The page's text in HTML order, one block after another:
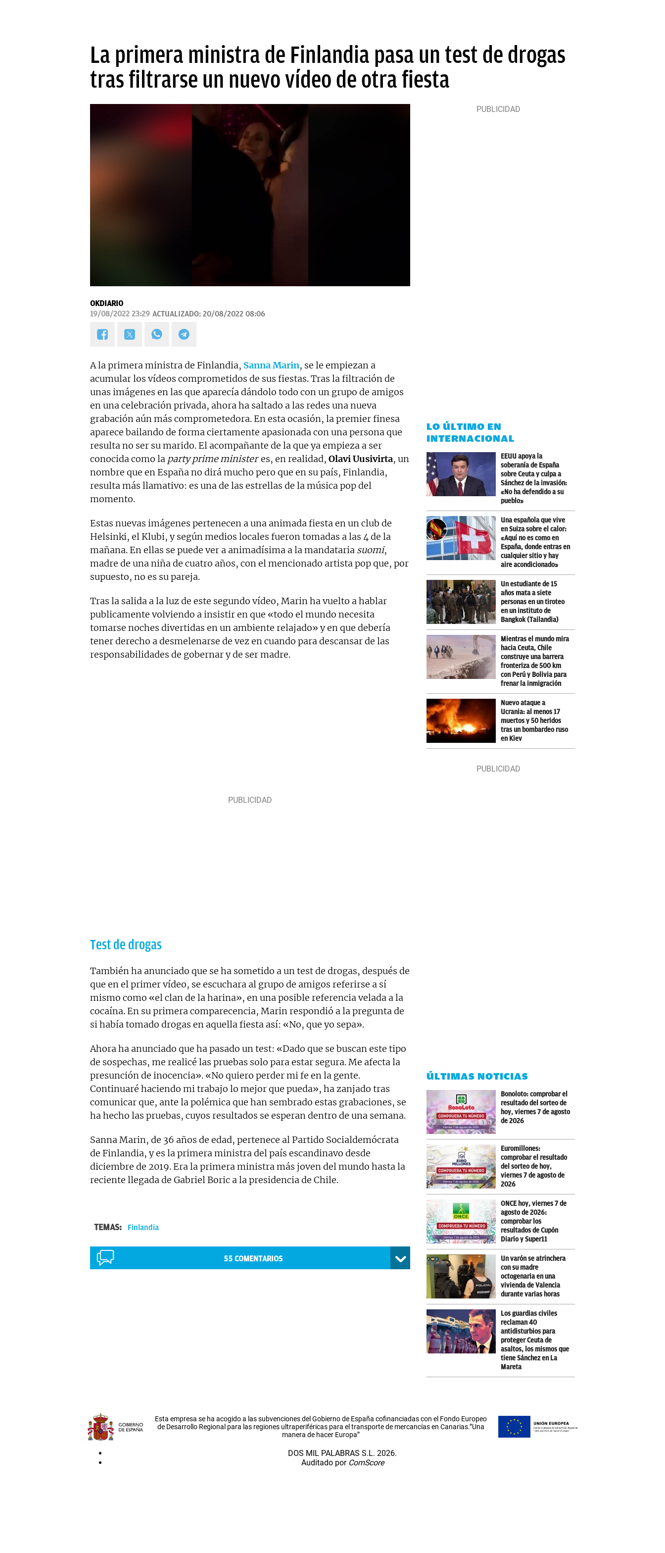
La primera ministra de Finlandia pasa un test de drogas
tras filtrarse un nuevo vídeo de otra fiesta
OKDIARIO
19/08/2022 23:29 ACTUALIZADO: 20/08/2022 08:06
A la primera ministra de Finlandia, Sanna Marin, se le empiezan a
acumular los vídeos comprometidos de sus fiestas. Tras la filtración de
unas imágenes en las que aparecía dándolo todo con un grupo de amigos
en una celebración privada, ahora ha saltado a las redes una nueva
grabación aún más comprometedora. En esta ocasión, la premier finesa
aparece bailando de forma ciertamente apasionada con una persona que
resulta no ser su marido. El acompañante de la que ya empieza a ser
conocida como la party prime ministeres, en realidad, Olavi Uusivirta, un
nombre que en España no dirá mucho pero que en su país, Finlandia,
resulta más llamativo: es una de las estrellas de la música pop del
momento.
Estas nuevas imágenes pertenecen a una animada fiesta en un club de
Helsinki, el Klubi, y según medios locales fueron tomadas a las 4 de la
mañana. En ellas se puede ver a animadísima a la mandataria suomi,
madre de una niña de cuatro años, con el mencionado artista pop que, por
supuesto, no es su pareja.
Tras la salida a la luz de este segundo vídeo, Marin ha vuelto a hablar
publicamente volviendo a insistir en que «todo el mundo necesita
tomarse noches divertidas en un ambiente relajado» y en que debería
tener derecho a desmelenarse de vez en cuando para descansar de las
responsabilidades de gobernar y de ser madre.
Test de drogas
También ha anunciado que se ha sometido a un test de drogas, después de
que en el primer vídeo, se escuchara al grupo de amigos referirse a sí
mismo como «el clan de la harina», en una posible referencia velada a la
cocaína. En su primera comparecencia, Marin respondió a la pregunta de
si había tomado drogas en aquella fiesta así: «No, que yo sepa».
Ahora ha anunciado que ha pasado un test: «Dado que se buscan este tipo
de sospechas, me realicé las pruebas solo para estar segura. Me afecta la
presunción de inocencia». «No quiero perder mi fe en la gente.
Continuaré haciendo mi trabajo lo mejor que pueda», ha zanjado tras
comunicar que, ante la polémica que han sembrado estas grabaciones, se
ha hecho las pruebas, cuyos resultados se esperan dentro de una semana.
Sanna Marin, de 36 años de edad, pertenece al Partido Socialdemócrata
de Finlandia, y es la primera ministra del país escandinavo desde
diciembre de 2019. Era la primera ministra más joven del mundo hasta la
reciente llegada de Gabriel Boric a la presidencia de Chile.
TEMAS: Finlandia
55COMENTARIOS
LO ÚLTIMO EN
INTERNACIONAL
EEUU apoya la
soberanía de España
sobre Ceuta y culpa a
Sánchez de la invasión:
«No ha defendido a su
pueblo»
Una española que vive
en Suiza sobre el calor:
«Aquí no es como en
España, donde entras en
cualquier sitio y hay
aire acondicionado»
Un estudiante de 15
años mata a siete
personas en un tiroteo
en un instituto de
Bangkok (Tailandia)
Mientras el mundo mira
hacia Ceuta, Chile
construye una barrera
fronteriza de 500 km
con Perú y Bolivia para
frenar la inmigración
Nuevo ataque a
Ucrania: al menos 17
muertos y 50 heridos
tras un bombardeo ruso
en Kiev
ÚLTIMAS NOTICIAS
Bonoloto: comprobar el
resultado del sorteo de
hoy, viernes 7 de agosto
de 2026
Euromillones:
comprobar el resultado
del sorteo de hoy,
viernes 7 de agosto de
2026
ONCE hoy, viernes 7 de
agosto de 2026:
comprobar los
resultados de Cupón
Diario y Super11
Un varón se atrinchera
con su madre
octogenaria en una
vivienda de Valencia
durante varias horas
Los guardias civiles
reclaman 40
antidisturbios para
proteger Ceuta de
asaltos, los mismos que
tiene Sánchez en La
Mareta
Esta empresa se ha acogido a las subvenciones del Gobierno de España cofinanciadas con el Fondo Europeo
de Desarrollo Regional para las regiones ultraperiféricas para el transporte de mercancías en Canarias.”Una
manera de hacer Europa”
DOS MIL PALABRAS S.L. 2026.
Auditado por ComScore